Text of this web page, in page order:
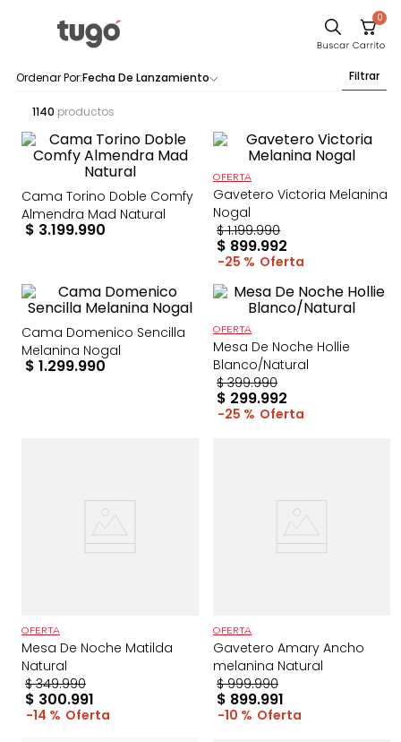
0
Fecha De Lanzamiento Filtrar
1140 productos
Cama Torino Doble Comfy
Almendra Mad Natural
$ 3.199.990
OFERTA
Gavetero Victoria Melanina
Nogal
$ 1.199.990
$ 899.992
25 %
Cama Domenico Sencilla
Melanina Nogal
$ 1.299.990
OFERTA
Mesa De Noche Hollie
Blanco/Natural
$ 399.990
$ 299.992
25 %
OFERTA
Mesa De Noche Matilda
Natural
$ 349.990
$ 300.991
14 %
OFERTA
Gavetero Amary Ancho
melanina Natural
$ 999.990
$ 899.991
10 %